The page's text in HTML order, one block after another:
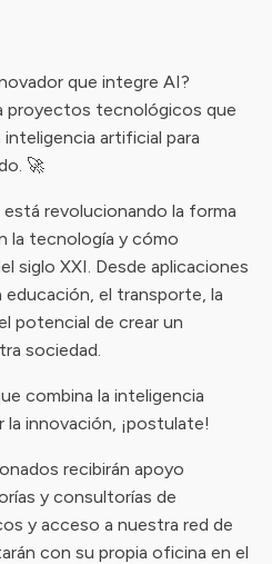
que integre AI?
proyectos tecnológicos que
artificial para
🚀
revolucionando la forma
la tecnología y cómo
siglo XXI. Desde aplicaciones
educación, el transporte, la
potencial de crear un
sociedad.
combina la inteligencia
innovación, ¡postulate!
recibirán apoyo
y consultorías de
y acceso a nuestra red de
con su propia oficina en el